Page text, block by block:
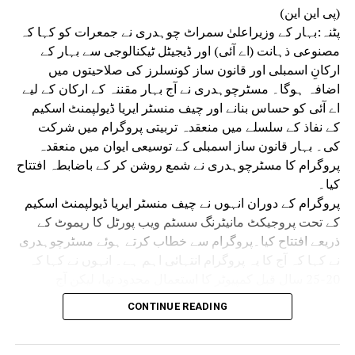
کی جدوجہد کو جاری رکھنے کی اپیل
DON'T MISS
ظالمانہ وقف ایکٹ کے خلاف گاندھی میدان میںرقم ہوگی
تاریخ :مفتی سعیدالرحمٰن قاسمی
(پی این این)
پٹنہ:بہار کے وزیراعلیٰ سمراٹ چوہدری نے جمعرات کو کہا کہ
مصنوعی ذہانت (اے آئی) اور ڈیجیٹل ٹیکنالوجی سے بہار کے
ارکانِ اسمبلی اور قانون ساز کونسلرز کی صلاحیتوں میں
اضافہ ہوگا۔ مسٹرچوہدری نے آج بہار مقننہ کے ارکان کے لیے
اے آئی کو حساس بنانے اور چیف منسٹر ایریا ڈیولپمنٹ اسکیم
کے نفاذ کے سلسلے میں منعقدہ تربیتی پروگرام میں شرکت
کی۔ بہار قانون ساز اسمبلی کے توسیعی ایوان میں منعقدہ
پروگرام کا مسٹرچوہدری نے شمع روشن کر کے باضابطہ افتتاح
کیا۔
پروگرام کے دوران انہوں نے چیف منسٹر ایریا ڈیولپمنٹ اسکیم
کے تحت پروجیکٹ مانیٹرنگ سسٹم ویب پورٹل کا ریموٹ کے
ذریعے افتتاح کیا۔پروگرام سے خطاب کرتے ہوئے مسٹرچوہدری
مصنوعی ذہانت اور ڈیجیٹل ٹیکنالوجی حکومت، انتظامیہ اور
ترقی کی سب سے بڑی ضرورت بن چکی ہے۔ تمام وزراء،
CONTINUE READING